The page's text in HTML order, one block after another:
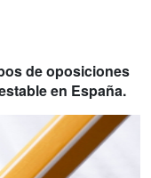
de oposiciones
en España.